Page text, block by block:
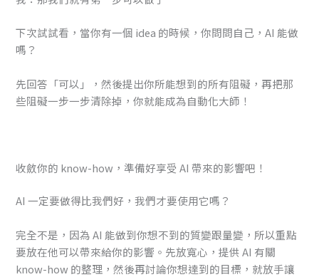
下次試試看，當你有一個 idea 的時候，你問問自己，AI 能做
嗎？
先回答「可以」，然後提出你所能想到的所有阻礙，再把那
些阻礙一步一步清除掉，你就能成為自動化大師！
收斂你的 know-how，準備好享受 AI 帶來的影響吧！
AI 一定要做得比我們好，我們才要使用它嗎？
完全不是，因為 AI 能做到你想不到的質變跟量變，所以重點
要放在他可以帶來給你的影響。先放寬心，提供 AI 有關
know-how 的整理，然後再討論你想達到的目標，就放手讓